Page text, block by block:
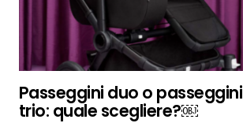
Passeggini duo o passeggini
trio: quale scegliere?￼